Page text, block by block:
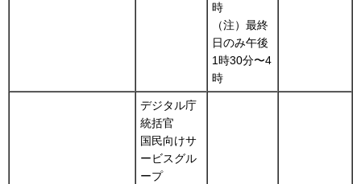
時
（注）最終
日のみ午後
1時30分〜4
時
デジタル庁
統括官
国民向けサ
ービスグル
ープ